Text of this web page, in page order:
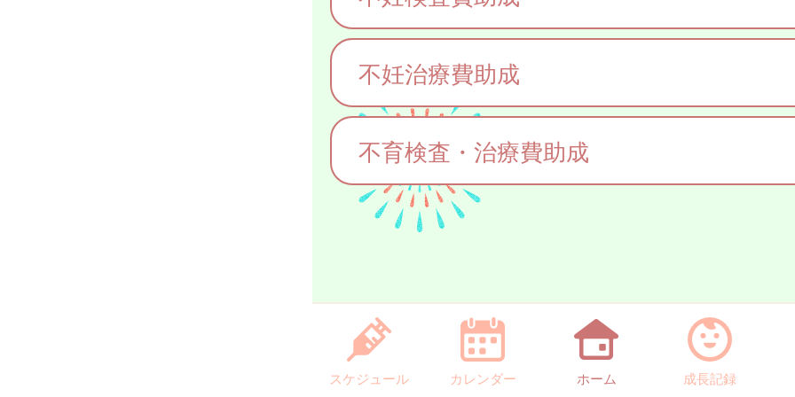
不妊治療費助成
不育検査・治療費助成
スケジュール カレンダー ホーム 成長記録